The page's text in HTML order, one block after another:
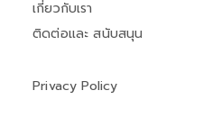
เกี่ยวกับเรา
ติดต่อและ สนับสนุน
Privacy Policy